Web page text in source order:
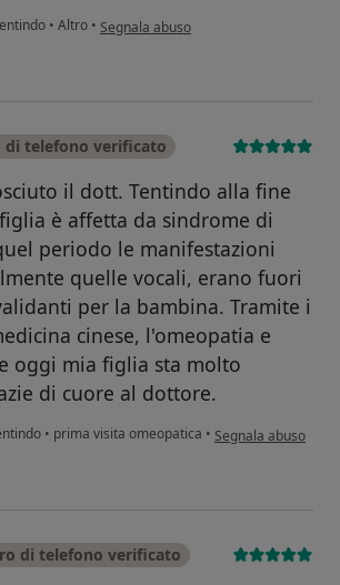
• Altro • secondo l'opinione dell'utente
Segnala abuso
di telefono verificato
il dott. Tentindo alla fine
è affetta da sindrome di
periodo le manifestazioni
quelle vocali, erano fuori
per la bambina. Tramite i
cinese, l'omeopatia e
oggi mia figlia sta molto
di cuore al dottore.
• prima visita omeopatica • secondo l'opinione
Segnala abuso
di telefono verificato